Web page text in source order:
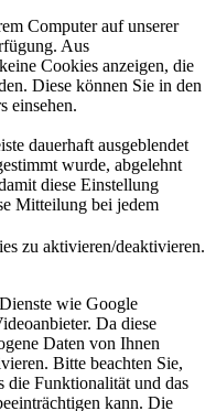
Computer auf unserer
Aus
Cookies anzeigen, die
Diese können Sie in den
einsehen.
dauerhaft ausgeblendet
wurde, abgelehnt
diese Einstellung
Mitteilung bei jedem
zu aktivieren/deaktivieren.
wie Google
Da diese
Daten von Ihnen
Bitte beachten Sie,
die Funktionalität und das
kann. Die